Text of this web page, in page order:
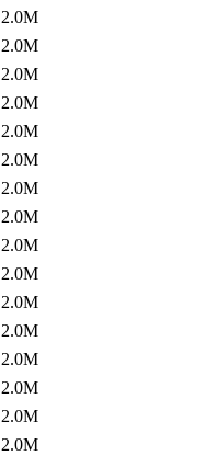
2.0M
2.0M
2.0M
2.0M
2.0M
2.0M
2.0M
2.0M
2.0M
2.0M
2.0M
2.0M
2.0M
2.0M
2.0M
2.0M